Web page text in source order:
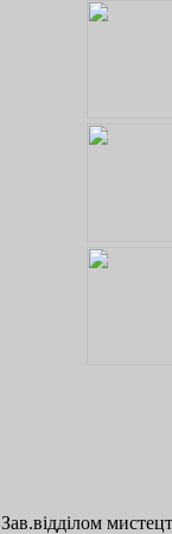
Зав.відділом